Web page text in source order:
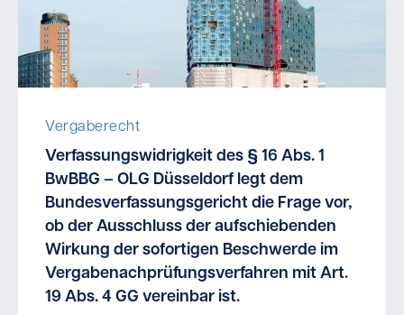
Vergaberecht
Verfassungswidrigkeit des § 16 Abs. 1
BwBBG – OLG Düsseldorf legt dem
Bundesverfassungsgericht die Frage vor,
ob der Ausschluss der aufschiebenden
Wirkung der sofortigen Beschwerde im
Vergabenachprüfungsverfahren mit Art.
19 Abs. 4 GG vereinbar ist.